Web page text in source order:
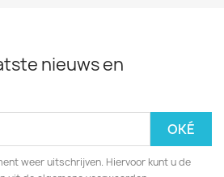
nieuws en
weer uitschrijven. Hiervoor kunt u de